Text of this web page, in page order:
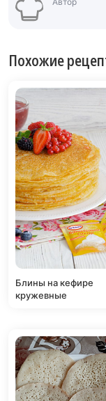
Похожие
Блины на кефире
кружевные